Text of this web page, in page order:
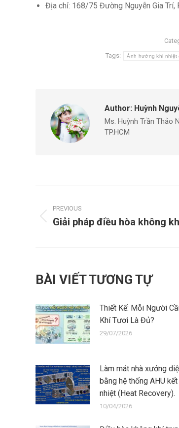
Địa chỉ: 168/75 Đường Nguyễn Gia Trí,
Tags: Ảnh hưởng khi nhiệt
Author: Huỳnh
Ms. Huỳnh Trần Thảo
TP.HCM
navigation
PREVIOUS
Previous
Giải pháp điều hòa không
BÀI VIẾT TƯƠNG TỰ
Thiết Kế: Mỗi Người
Khí Tươi Là Đủ?
29/07/2026
Làm mát nhà xưởng
bằng hệ thống AHU
nhiệt (Heat Recovery).
10/04/2026